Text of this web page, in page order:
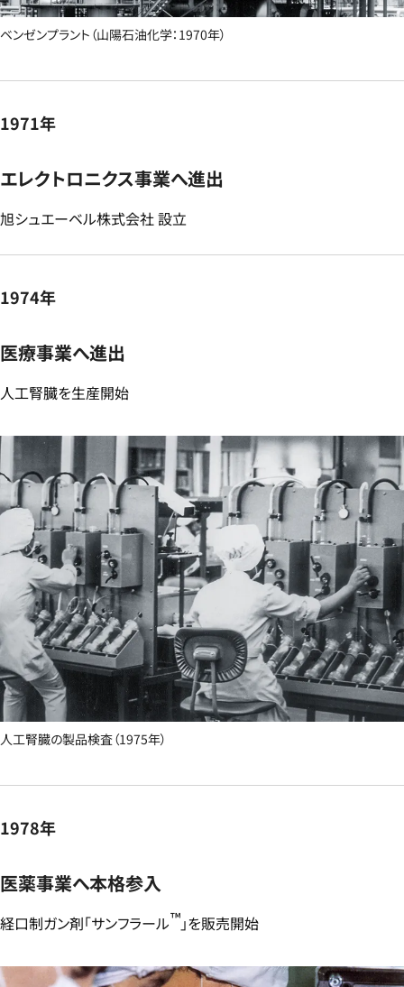
ベンゼンプラント（山陽石油化学：1970年）
1971年
エレクトロニクス事業へ進出​
​旭シュエーベル株式会社 設立​
1974年
医療事業へ進出​
人工腎臓を生産開始​
人工腎臓の製品検査（1975年）
1978年
医薬事業へ本格参入​
経口制ガン剤「サンフラール™」を販売開始​